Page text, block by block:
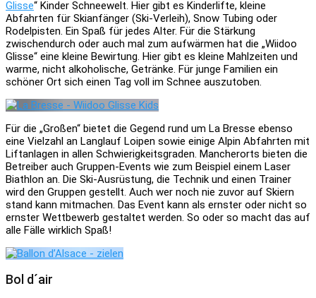
Glisse“ Kinder Schneewelt. Hier gibt es Kinderlifte, kleine
Abfahrten für Skianfänger (Ski-Verleih), Snow Tubing oder
Rodelpisten. Ein Spaß für jedes Alter. Für die Stärkung
zwischendurch oder auch mal zum aufwärmen hat die „Wiidoo
Glisse“ eine kleine Bewirtung. Hier gibt es kleine Mahlzeiten und
warme, nicht alkoholische, Getränke. Für junge Familien ein
schöner Ort sich einen Tag voll im Schnee auszutoben.
Für die „Großen“ bietet die Gegend rund um La Bresse ebenso
eine Vielzahl an Langlauf Loipen sowie einige Alpin Abfahrten mit
Liftanlagen in allen Schwierigkeitsgraden. Mancherorts bieten die
Betreiber auch Gruppen-Events wie zum Beispiel einem Laser
Biathlon an. Die Ski-Ausrüstung, die Technik und einen Trainer
wird den Gruppen gestellt. Auch wer noch nie zuvor auf Skiern
stand kann mitmachen. Das Event kann als ernster oder nicht so
ernster Wettbewerb gestaltet werden. So oder so macht das auf
alle Fälle wirklich Spaß!
Bol d´air